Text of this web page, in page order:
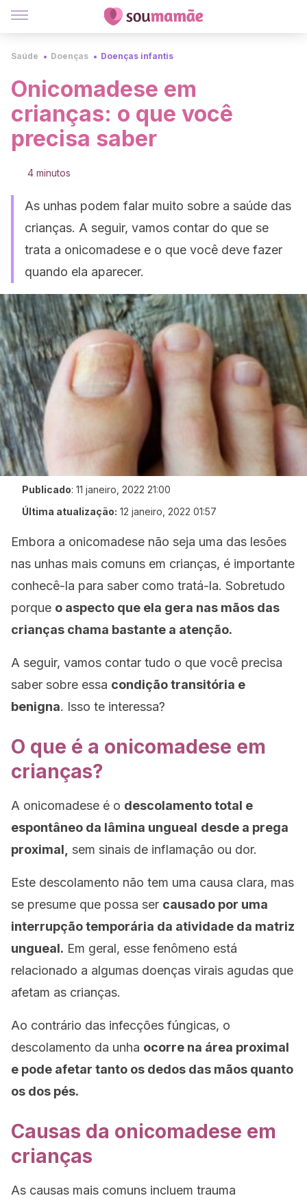
Saúde Doenças Doenças infantis
Onicomadese em
crianças: o que você
precisa saber
4 minutos
As unhas podem falar muito sobre a saúde das
crianças. A seguir, vamos contar do que se
trata a onicomadese e o que você deve fazer
quando ela aparecer.
Publicado: 11 janeiro, 2022 21:00
Última atualização: 12 janeiro, 2022 01:57
Embora a onicomadese não seja uma das lesões
nas unhas mais comuns em crianças, é importante
conhecê-la para saber como tratá-la. Sobretudo
porque o aspecto que ela gera nas mãos das
crianças chama bastante a atenção.
A seguir, vamos contar tudo o que você precisa
saber sobre essa condição transitória e
benigna. Isso te interessa?
O que é a onicomadese em
crianças?
A onicomadese é o descolamento total e
espontâneo da lâmina ungueal desde a prega
proximal, sem sinais de inflamação ou dor.
Este descolamento não tem uma causa clara, mas
se presume que possa ser causado por uma
interrupção temporária da atividade da matriz
ungueal. Em geral, esse fenômeno está
relacionado a algumas doenças virais agudas que
afetam as crianças.
Ao contrário das infecções fúngicas, o
descolamento da unha ocorre na área proximal
e pode afetar tanto os dedos das mãos quanto
os dos pés.
Causas da onicomadese em
crianças
As causas mais comuns incluem trauma